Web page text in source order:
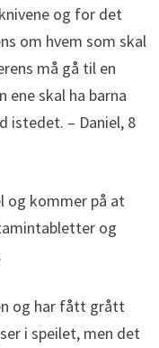
og for det
om hvem som skal
må gå til en
ene skal ha barna
istedet. – Daniel, 8
og kommer på at
og
og har fått grått
i speilet, men det